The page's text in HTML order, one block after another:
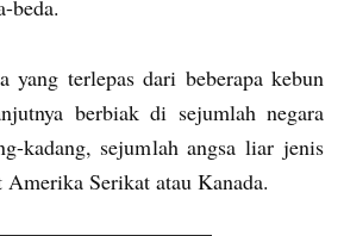
beda.
yang terlepas dari beberapa kebun
berbiak di sejumlah negara
kadang, sejumlah angsa liar jenis
Serikat atau Kanada.